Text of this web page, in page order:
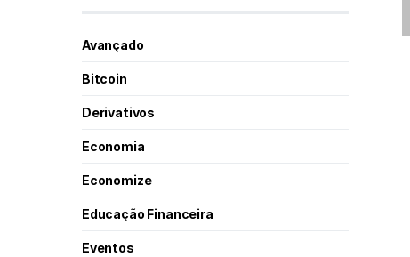
Avançado
Bitcoin
Derivativos
Economia
Economize
Educação Financeira
Eventos